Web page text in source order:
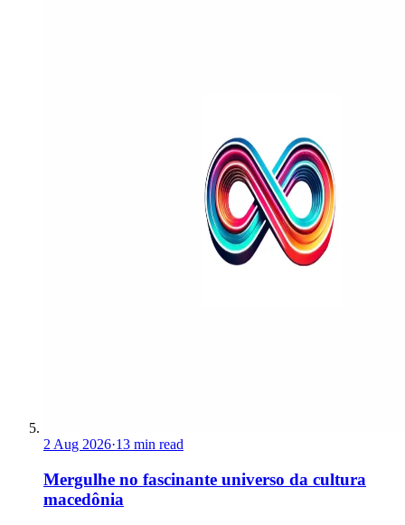
2 Aug 2026·13 min read
Mergulhe no fascinante universo da cultura
macedônia